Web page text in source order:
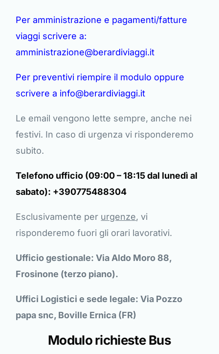
Per amministrazione e pagamenti/fatture
viaggi scrivere a:
amministrazione@berardiviaggi.it
Per preventivi riempire il modulo oppure
scrivere a info@berardiviaggi.it
Le email vengono lette sempre, anche nei
festivi. In caso di urgenza vi risponderemo
subito.
Telefono ufficio (09:00 – 18:15 dal lunedì al
sabato): +390775488304
Esclusivamente per urgenze, vi
risponderemo fuori gli orari lavorativi.
Ufficio gestionale: Via Aldo Moro 88,
Frosinone (terzo piano).
Uffici Logistici e sede legale: Via Pozzo
papa snc, Boville Ernica (FR)
Modulo richieste Bus